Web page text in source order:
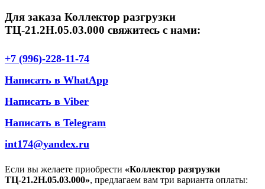
Для заказа Коллектор разгрузки
ТЦ-21.2Н.05.03.000 свяжитесь с нами:
+7 (996)-228-11-74
Написать в WhatApp
Написать в Viber
Написать в Telegram
int174@yandex.ru
Если вы желаете приобрести «Коллектор разгрузки
ТЦ-21.2Н.05.03.000», предлагаем вам три варианта оплаты: